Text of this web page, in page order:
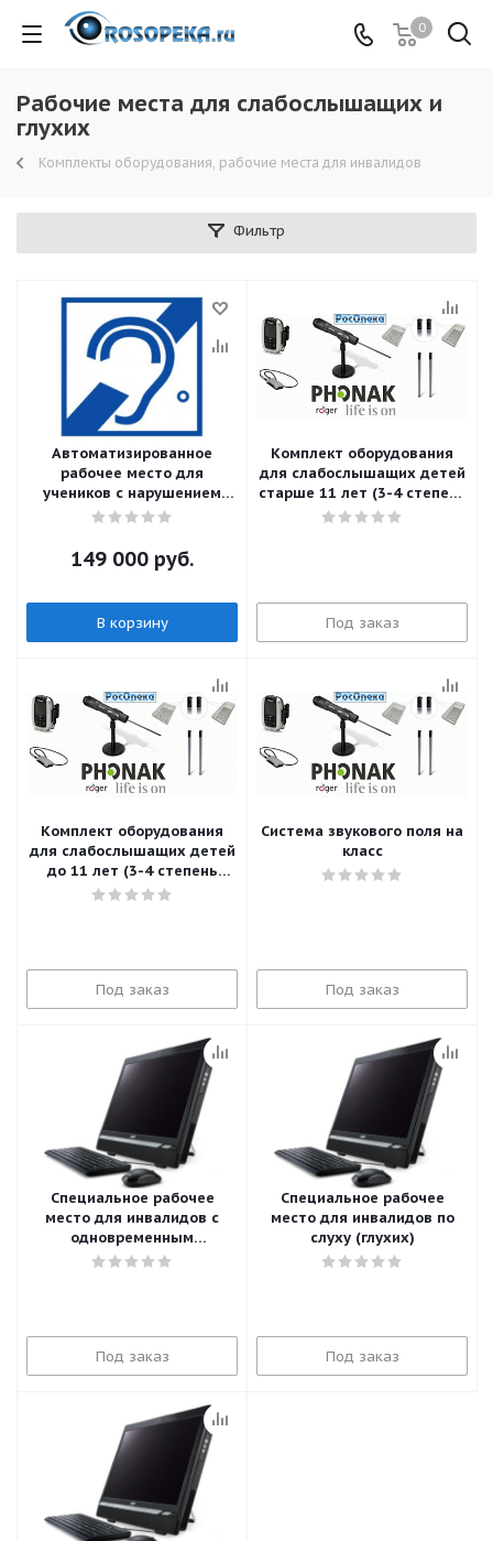
0
Рабочие места для слабослышащих и
глухих
Комплекты оборудования, рабочие места для инвалидов
Фильтр
Автоматизированное
рабочее место для
учеников с нарушением
слуха и слабослышащих
149 000 руб.
В корзину
Комплект оборудования
для слабослышащих детей
старше 11 лет (3-4 степень
потери слуха)
Под заказ
Комплект оборудования
для слабослышащих детей
до 11 лет (3-4 степень
потери слуха)
Под заказ
Система звукового поля на
класс
Под заказ
Специальное рабочее
место для инвалидов с
одновременным
нарушением функции
Под заказ
Специальное рабочее
место для инвалидов по
слуху (глухих)
Под заказ